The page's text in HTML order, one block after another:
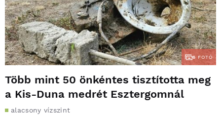
6 FOTÓ
Több mint 50 önkéntes tisztította meg
a Kis-Duna medrét Esztergomnál
alacsony vízszint